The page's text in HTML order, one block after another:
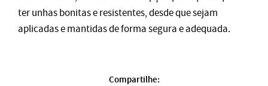
ter unhas bonitas e resistentes, desde que sejam
aplicadas e mantidas de forma segura e adequada.
Compartilhe: